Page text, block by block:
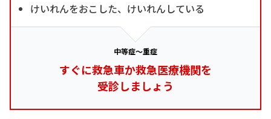
けいれんをおこした、けいれんしている
中等症～重症
すぐに救急車か救急医療機関を
受診しましょう